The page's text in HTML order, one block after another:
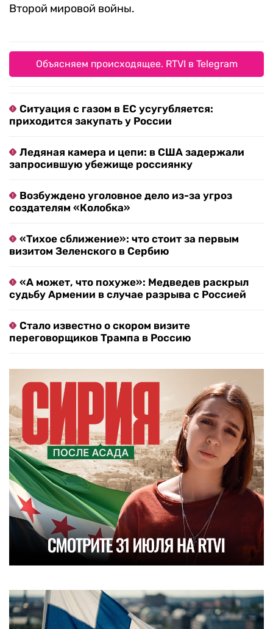
Второй мировой войны.
Объясняем происходящее. RTVI в Telegram
Ситуация с газом в ЕС усугубляется:
приходится закупать у России
Ледяная камера и цепи: в США задержали
запросившую убежище россиянку
Возбуждено уголовное дело из-за угроз
создателям «Колобка»
«Тихое сближение»: что стоит за первым
визитом Зеленского в Сербию
«А может, что похуже»: Медведев раскрыл
судьбу Армении в случае разрыва с Россией
Стало известно о скором визите
переговорщиков Трампа в Россию